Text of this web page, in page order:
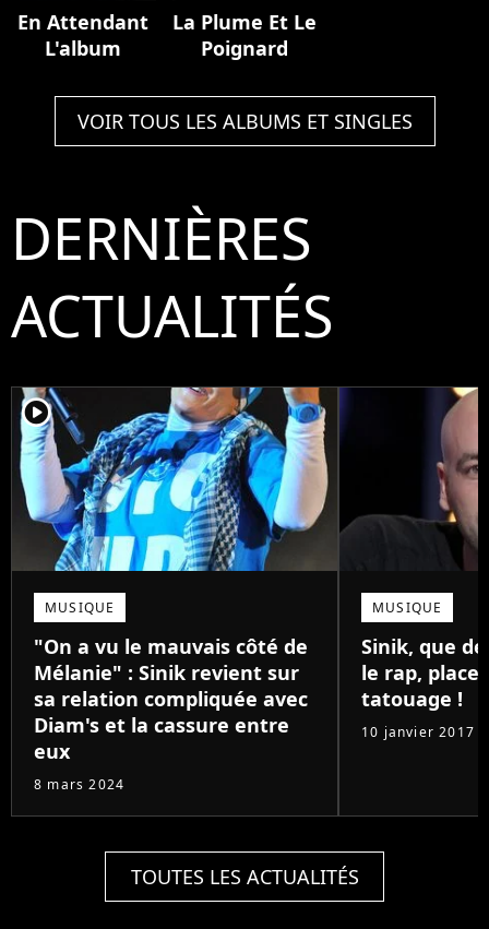
En Attendant
L'album
La Plume Et Le
Poignard
VOIR TOUS LES ALBUMS ET SINGLES
DERNIÈRES
ACTUALITÉS
player2
MUSIQUE
"On a vu le mauvais côté de
Mélanie" : Sinik revient sur
sa relation compliquée avec
Diam's et la cassure entre
eux
8 mars 2024
MUSIQUE
Sinik, que
le rap, place
tatouage !
10 janvier 2017
TOUTES LES ACTUALITÉS